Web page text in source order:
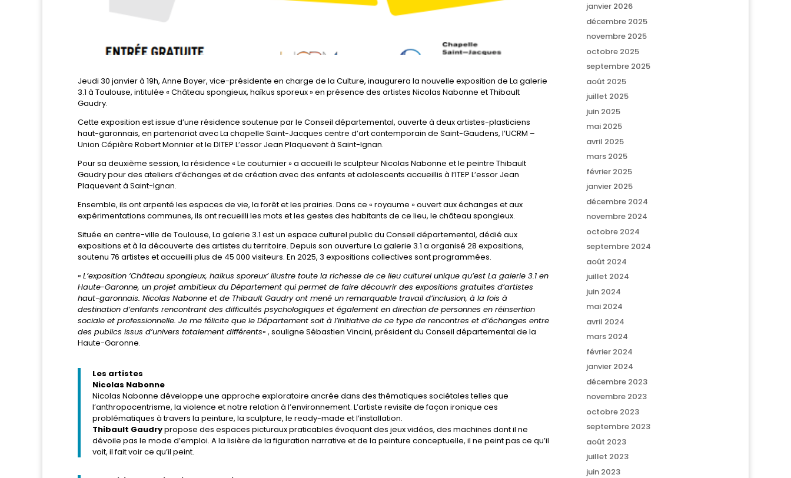
Jeudi 30 janvier à 19h, Anne Boyer, vice-présidente en charge de la Culture, inaugurera la nouvelle exposition de La galerie
3.1 à Toulouse, intitulée « Château spongieux, haïkus sporeux » en présence des artistes Nicolas Nabonne et Thibault
Gaudry.
Cette exposition est issue d’une résidence soutenue par le Conseil départemental, ouverte à deux artistes-plasticiens
haut-garonnais, en partenariat avec La chapelle Saint-Jacques centre d’art contemporain de Saint-Gaudens, l’UCRM –
Union Cépière Robert Monnier et le DITEP L’essor Jean Plaquevent à Saint-Ignan.
Pour sa deuxième session, la résidence « Le coutumier » a accueilli le sculpteur Nicolas Nabonne et le peintre Thibault
Gaudry pour des ateliers d’échanges et de création avec des enfants et adolescents accueillis à l’ITEP L’essor Jean
Plaquevent à Saint-Ignan.
Ensemble, ils ont arpenté les espaces de vie, la forêt et les prairies. Dans ce « royaume » ouvert aux échanges et aux
expérimentations communes, ils ont recueilli les mots et les gestes des habitants de ce lieu, le château spongieux.
Située en centre-ville de Toulouse, La galerie 3.1 est un espace culturel public du Conseil départemental, dédié aux
expositions et à la découverte des artistes du territoire. Depuis son ouverture La galerie 3.1 a organisé 28 expositions,
soutenu 76 artistes et accueilli plus de 45 000 visiteurs. En 2025, 3 expositions collectives sont programmées.
« L’exposition ‘Château spongieux, haikus sporeux’ illustre toute la richesse de ce lieu culturel unique qu’est La galerie 3.1 en
Haute-Garonne, un projet ambitieux du Département qui permet de faire découvrir des expositions gratuites d’artistes
haut-garonnais. Nicolas Nabonne et de Thibault Gaudry ont mené un remarquable travail d’inclusion, à la fois à
destination d’enfants rencontrant des difficultés psychologiques et également en direction de personnes en réinsertion
sociale et professionnelle. Je me félicite que le Département soit à l’initiative de ce type de rencontres et d’échanges entre
des publics issus d’univers totalement différents« , souligne Sébastien Vincini, président du Conseil départemental de la
Haute-Garonne.
Les artistes
Nicolas Nabonne
Nicolas Nabonne développe une approche exploratoire ancrée dans des thématiques sociétales telles que
l’anthropocentrisme, la violence et notre relation à l’environnement. L’artiste revisite de façon ironique ces
problématiques à travers la peinture, la sculpture, le ready-made et l’installation.
Thibault Gaudrypropose des espaces picturaux praticables évoquant des jeux vidéos, des machines dont il ne
dévoile pas le mode d’emploi. A la lisière de la figuration narrative et de la peinture conceptuelle, il ne peint pas ce qu’il
voit, il fait voir ce qu’il peint.
janvier 2026
décembre 2025
novembre 2025
octobre 2025
septembre 2025
août 2025
juillet 2025
juin 2025
mai 2025
avril 2025
mars 2025
février 2025
janvier 2025
décembre 2024
novembre 2024
octobre 2024
septembre 2024
août 2024
juillet 2024
juin 2024
mai 2024
avril 2024
mars 2024
février 2024
janvier 2024
décembre 2023
novembre 2023
octobre 2023
septembre 2023
août 2023
juillet 2023
juin 2023